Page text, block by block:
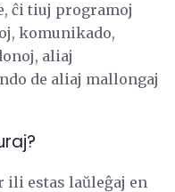
ĉi tiuj programoj
komunikado,
aliaj
de aliaj mallongaj
ili estas laŭleĝaj en